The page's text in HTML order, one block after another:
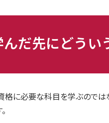
だ先にどうい
に必要な科目を学ぶのでは